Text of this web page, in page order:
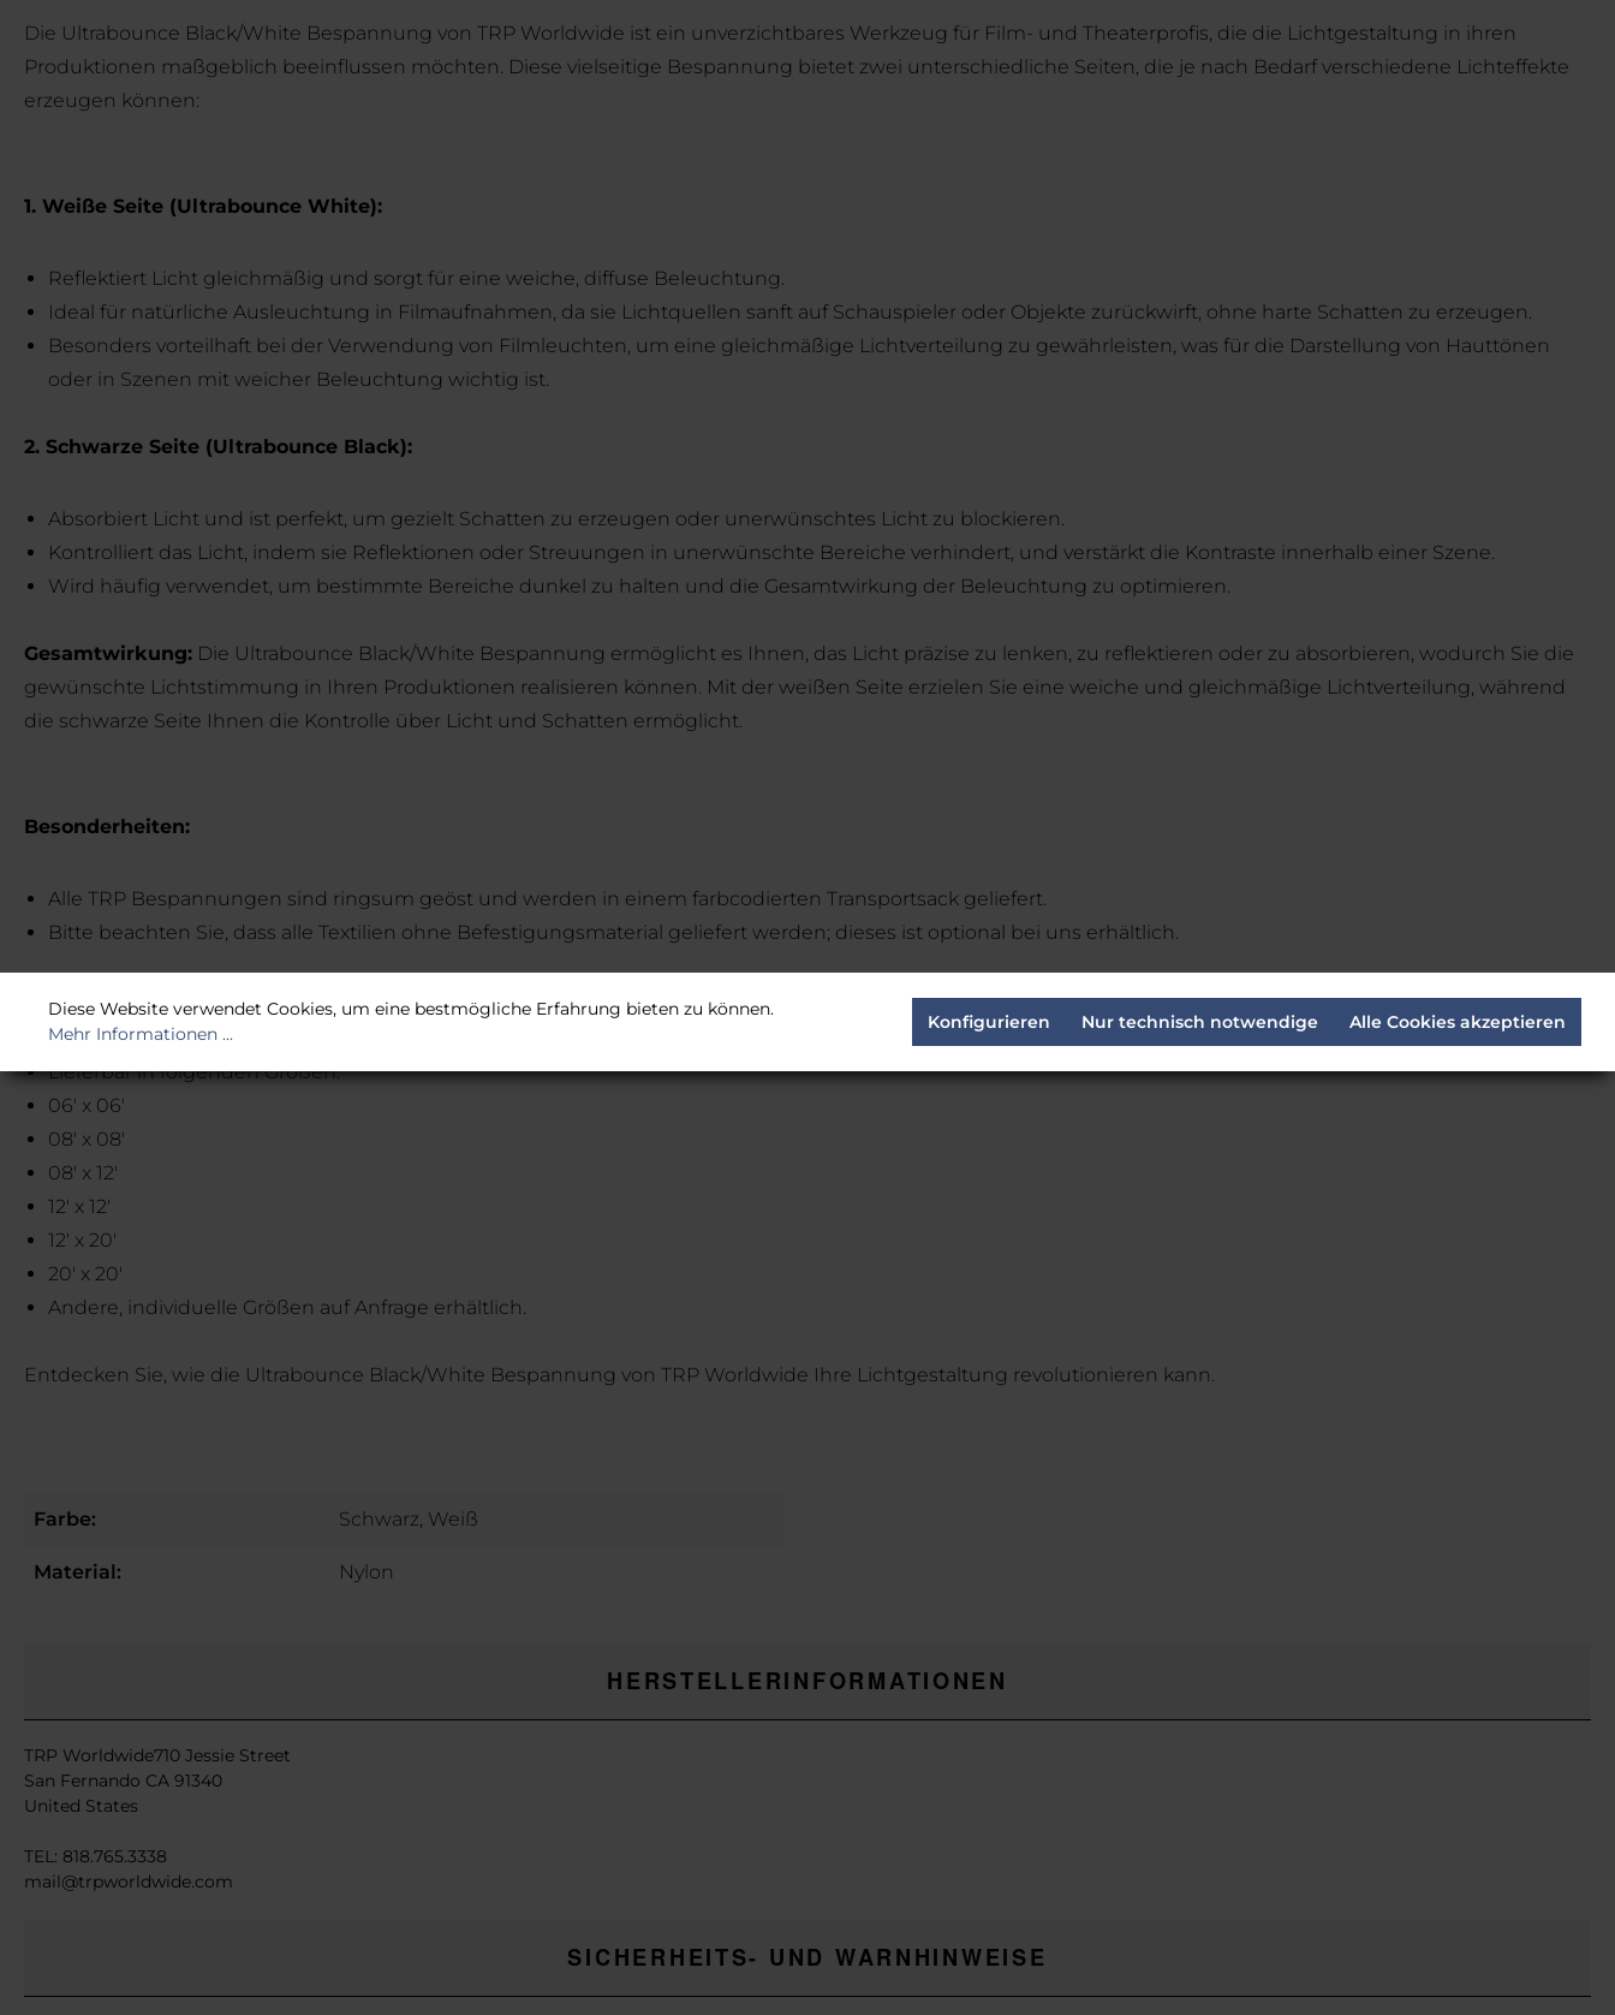
Die Ultrabounce Black/White Bespannung von TRP Worldwide ist ein unverzichtbares Werkzeug für Film- und Theaterprofis, die die Lichtgestaltung in ihren
Produktionen maßgeblich beeinflussen möchten. Diese vielseitige Bespannung bietet zwei unterschiedliche Seiten, die je nach Bedarf verschiedene Lichteffekte
erzeugen können:
1. Weiße Seite (Ultrabounce White):
Reflektiert Licht gleichmäßig und sorgt für eine weiche, diffuse Beleuchtung.
Ideal für natürliche Ausleuchtung in Filmaufnahmen, da sie Lichtquellen sanft auf Schauspieler oder Objekte zurückwirft, ohne harte Schatten zu erzeugen.
Besonders vorteilhaft bei der Verwendung von Filmleuchten, um eine gleichmäßige Lichtverteilung zu gewährleisten, was für die Darstellung von Hauttönen
oder in Szenen mit weicher Beleuchtung wichtig ist.
2. Schwarze Seite (Ultrabounce Black):
Absorbiert Licht und ist perfekt, um gezielt Schatten zu erzeugen oder unerwünschtes Licht zu blockieren.
Kontrolliert das Licht, indem sie Reflektionen oder Streuungen in unerwünschte Bereiche verhindert, und verstärkt die Kontraste innerhalb einer Szene.
Wird häufig verwendet, um bestimmte Bereiche dunkel zu halten und die Gesamtwirkung der Beleuchtung zu optimieren.
Gesamtwirkung: Die Ultrabounce Black/White Bespannung ermöglicht es Ihnen, das Licht präzise zu lenken, zu reflektieren oder zu absorbieren, wodurch Sie die
gewünschte Lichtstimmung in Ihren Produktionen realisieren können. Mit der weißen Seite erzielen Sie eine weiche und gleichmäßige Lichtverteilung, während
die schwarze Seite Ihnen die Kontrolle über Licht und Schatten ermöglicht.
Besonderheiten:
Alle TRP Bespannungen sind ringsum geöst und werden in einem farbcodierten Transportsack geliefert.
Bitte beachten Sie, dass alle Textilien ohne Befestigungsmaterial geliefert werden; dieses ist optional bei uns erhältlich.
Technische Daten:
Lieferbar in folgenden Größen:
06' x 06'
08' x 08'
08' x 12'
12' x 12'
12' x 20'
20' x 20'
Andere, individuelle Größen auf Anfrage erhältlich.
Entdecken Sie, wie die Ultrabounce Black/White Bespannung von TRP Worldwide Ihre Lichtgestaltung revolutionieren kann.
Farbe: Schwarz, Weiß
Material: Nylon
HERSTELLERINFORMATIONEN
TRP Worldwide710 Jessie Street
San Fernando CA 91340
United States
TEL: 818.765.3338
mail@trpworldwide.com
SICHERHEITS- UND WARNHINWEISE
Diese Website verwendet Cookies, um eine bestmögliche Erfahrung bieten zu können.
Mehr Informationen ...
Nur technisch notwendige
Konfigurieren Alle Cookies akzeptieren